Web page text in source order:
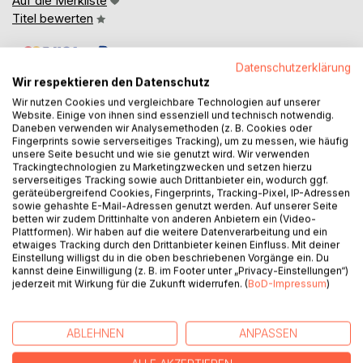
Titel bewerten
BESCHREIBUNG
Seit Laozi lehrte, dass alles aus dem einen Dao hervorgeht
und durch das harmonische Spiel von Yin und Yang
miteinander verbunden ist, und seit die indische Weisheit
das Universum als Indras-Netz beschreibt, in dem jedes
Juwel alle anderen widerspiegelt, ahnen Menschen: Alles
ist mit allem verbunden.
Die Quantenphysik scheint diese uralte Weisheit zu
Entfernung Kenntnis über den gegenseitigen Zustand
besitzen, durchdringenden Feldern und einem lebendigen
Vakuum. Manche feiern darin die wissenschaftliche
Datenschutzerklärung
Wir respektieren den Datenschutz
Wir nutzen Cookies und vergleichbare Technologien auf unserer
Website. Einige von ihnen sind essenziell und technisch notwendig.
Daneben verwenden wir Analysemethoden (z. B. Cookies oder
Fingerprints sowie serverseitiges Tracking), um zu messen, wie häufig
unsere Seite besucht und wie sie genutzt wird. Wir verwenden
Trackingtechnologien zu Marketingzwecken und setzen hierzu
serverseitiges Tracking sowie auch Drittanbieter ein, wodurch ggf.
geräteübergreifend Cookies, Fingerprints, Tracking-Pixel, IP-Adressen
sowie gehashte E-Mail-Adressen genutzt werden. Auf unserer Seite
betten wir zudem Drittinhalte von anderen Anbietern ein (Video-
Plattformen). Wir haben auf die weitere Datenverarbeitung und ein
etwaiges Tracking durch den Drittanbieter keinen Einfluss. Mit deiner
Einstellung willigst du in die oben beschriebenen Vorgänge ein. Du
kannst deine Einwilligung (z. B. im Footer unter „Privacy-Einstellungen“)
jederzeit mit Wirkung für die Zukunft widerrufen. (BoD-Impressum)
ABLEHNEN ANPASSEN